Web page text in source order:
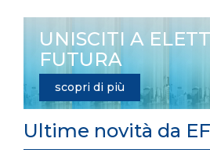
UNISCITI A
FUTURA
scopri di più
Ultime novità da EF